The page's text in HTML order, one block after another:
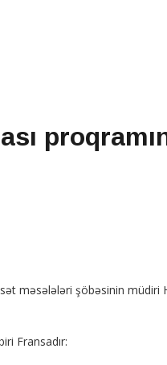
məsələləri şöbəsinin müdiri
Fransadır: